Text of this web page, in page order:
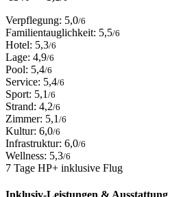
Verpflegung: 5,0/6
Familientauglichkeit: 5,5/6
Hotel: 5,3/6
Lage: 4,9/6
Pool: 5,4/6
Service: 5,4/6
Sport: 5,1 /6
Strand: 4,2/6
Zimmer: 5,1 /6
Kultur: 6,0/6
Infrastruktur: 6,0/6
Wellness: 5,3/6
7 Tage HP+ inklusive Flug
Inklusiv-Leistungen & Ausstattung